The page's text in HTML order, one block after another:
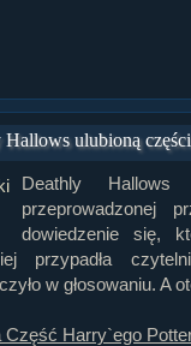
Hallows ulubioną
Deathly
przeprowadzonej
dowiedzenie się,
przypadła
w głosowaniu. A
Część Harry`ego